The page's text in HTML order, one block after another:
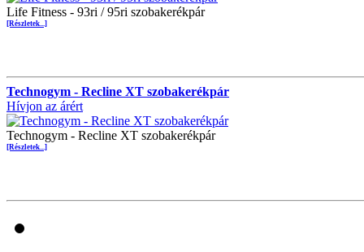
Life Fitness - 93ri / 95ri szobakerékpár
[Részletek...]
Technogym - Recline XT szobakerékpár
Hívjon az árért
Technogym - Recline XT szobakerékpár
[Részletek...]